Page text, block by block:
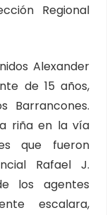
Regional
Alexander
de 15 años,
Barrancones.
riña en la vía
que fueron
Rafael J.
los agentes
escalara,